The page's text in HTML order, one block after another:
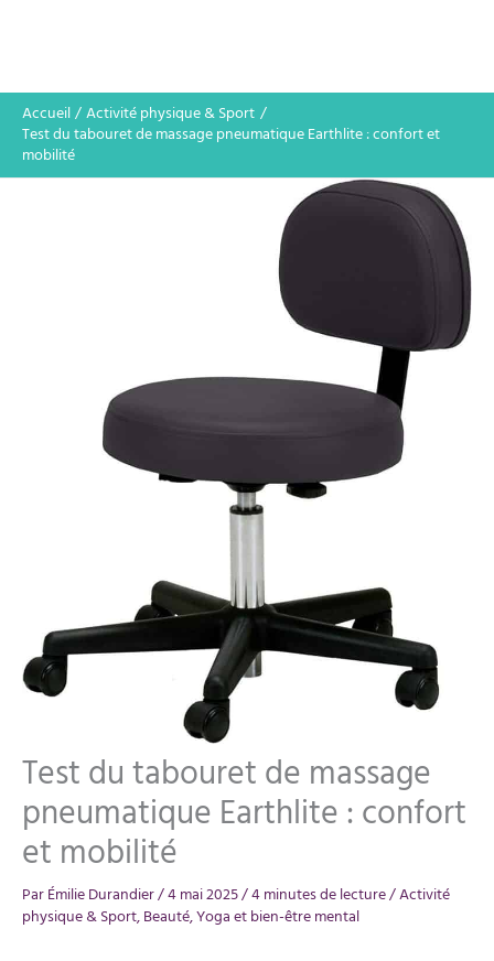
Accueil
Activité physique & Sport
Test du tabouret de massage pneumatique Earthlite : confort et
mobilité
Test du tabouret de massage
pneumatique Earthlite : confort
et mobilité
ParÉmilie Durandier/4 mai 2025/4 minutes de lecture/Activité
physique & Sport,Beauté,Yoga et bien-être mental